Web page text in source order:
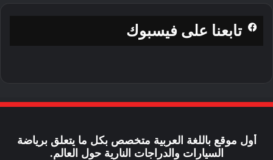
تابعنا على فيسبوك
أول موقع باللغة العربية متخصص بكل ما يتعلق برياضة
السيارات والدراجات النارية حول العالم.